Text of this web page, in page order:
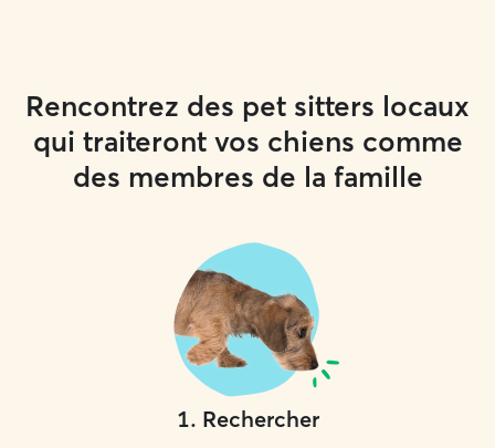
Rencontrez des pet sitters locaux
qui traiteront vos chiens comme
des membres de la famille
1. Rechercher